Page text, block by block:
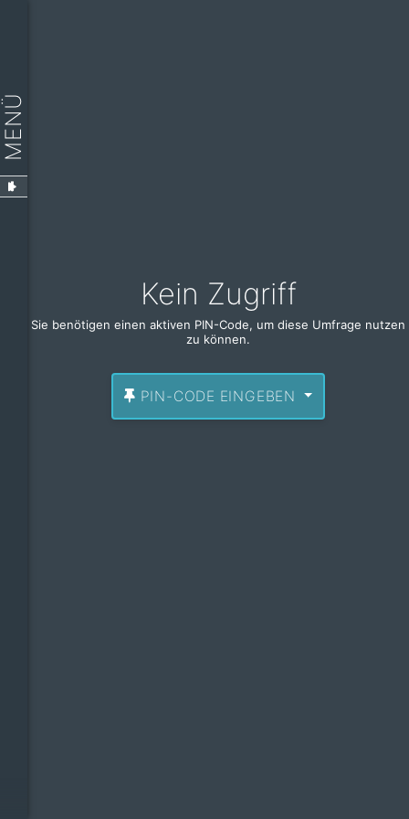
MENÜ
Kein Zugriff
Sie benötigen einen aktiven PIN-Code, um diese Umfrage nutzen
zu können.
PIN-CODE EINGEBEN